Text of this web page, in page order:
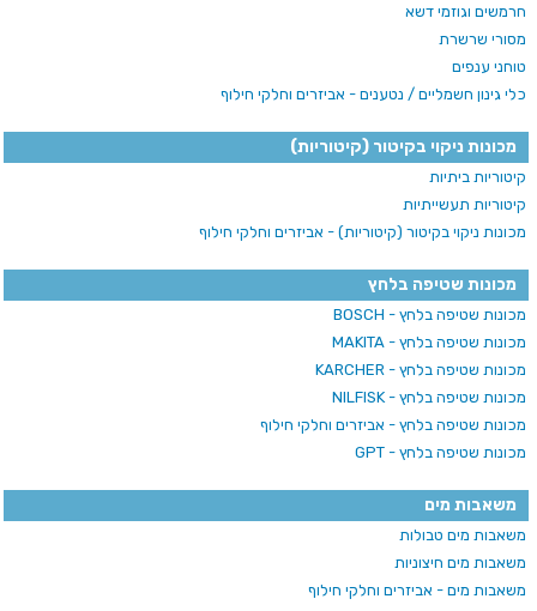
חרמשים וגוזמי דשא
מסורי שרשרת
טוחני ענפים
כלי גינון חשמליים / נטענים - אביזרים וחלקי חילוף
מכונות ניקוי בקיטור (קיטוריות)
קיטוריות ביתיות
קיטוריות תעשייתיות
מכונות ניקוי בקיטור (קיטוריות) - אביזרים וחלקי חילוף
מכונות שטיפה בלחץ
מכונות שטיפה בלחץ - BOSCH
מכונות שטיפה בלחץ - MAKITA
מכונות שטיפה בלחץ - KARCHER
מכונות שטיפה בלחץ - NILFISK
מכונות שטיפה בלחץ - אביזרים וחלקי חילוף
מכונות שטיפה בלחץ - GPT
משאבות מים
משאבות מים טבולות
משאבות מים חיצוניות
משאבות מים - אביזרים וחלקי חילוף